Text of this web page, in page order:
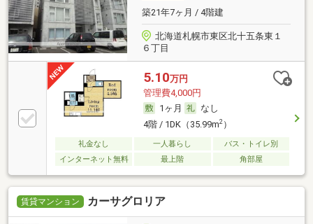
築21年7ヶ月 / 4階建
北海道札幌市東区北十五条東１
６丁目
5.10万円
管理費4,000円
1ヶ月
なし
4階 / 1DK（35.99m2）
礼金なし 一人暮らし
バス・トイレ別
インターネット無料
最上階 角部屋
賃貸マンション カーサグロリア